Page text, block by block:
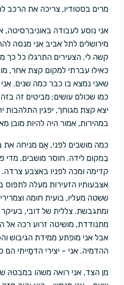
מרים בסטודיו, צריכה את הרכב
אני נוסע לעבודה
מירושלים לתל אביב אני מנסה
קשה לי. הצעירים התרגלו כל כך
כאילו עברתי למקום קצת אחר,
שאני נמצא בו כבר כמה שנים.
כמו שכולם עושים; מביטים זה בזה
יצא קצת מגוחך, יפגין
במהירות, אמור היה להיות מובן
כמה מושבים לפני, אֵם מניחה את
בִמקום לידה. חוסר מושבים. מדי
קדימה ומכה לפניו באצבע
אצבעותיו הזעירות מעלה לתפוס
ששטה מעליו, בועית חומה
ומתגבשת. צללית של דובי, בעיקר
מתנודדת, מושיטה זרוע רכה אל
אבל אני מופתע ממידת הגיבוש
ההדמיה. אני – יצירי הדמַייתי הם
מן הצד, אני רואה משהו במבטהּ